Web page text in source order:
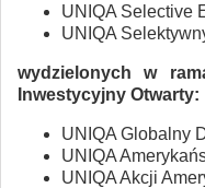
UNIQA Selective
UNIQA
wydzielonych w
Inwestycyjny Otwarty:
UNIQA Globalny
UNIQA
UNIQA Akcji